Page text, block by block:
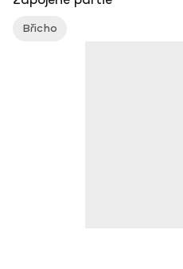
oceněním byla pro mě
YOGA teacher RYT@200 POWER YOGA inštruktor kondiční
Břicho